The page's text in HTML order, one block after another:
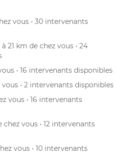
vous • 30 intervenants
à 21 km de chez vous • 24
• 16 intervenants disponibles
vous • 2 intervenants disponibles
vous • 16 intervenants
chez vous • 12 intervenants
vous • 10 intervenants